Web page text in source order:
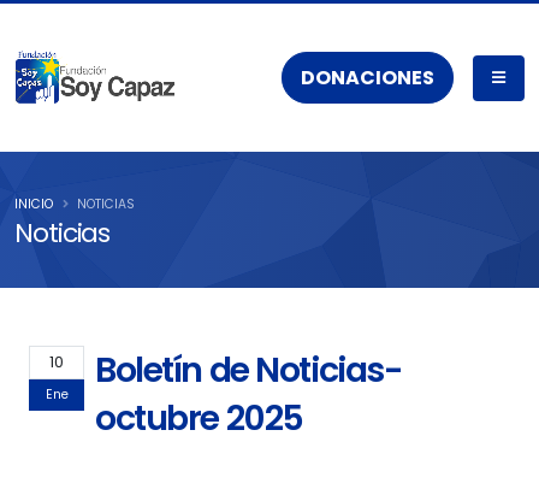
DONACIONES
Noticias
INICIO NOTICIAS
10
Ene
Boletín de Noticias-
octubre 2025